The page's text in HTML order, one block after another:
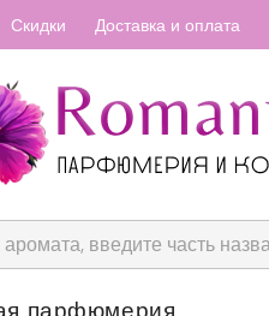
Скидки Доставка и оплата
парфюмерия